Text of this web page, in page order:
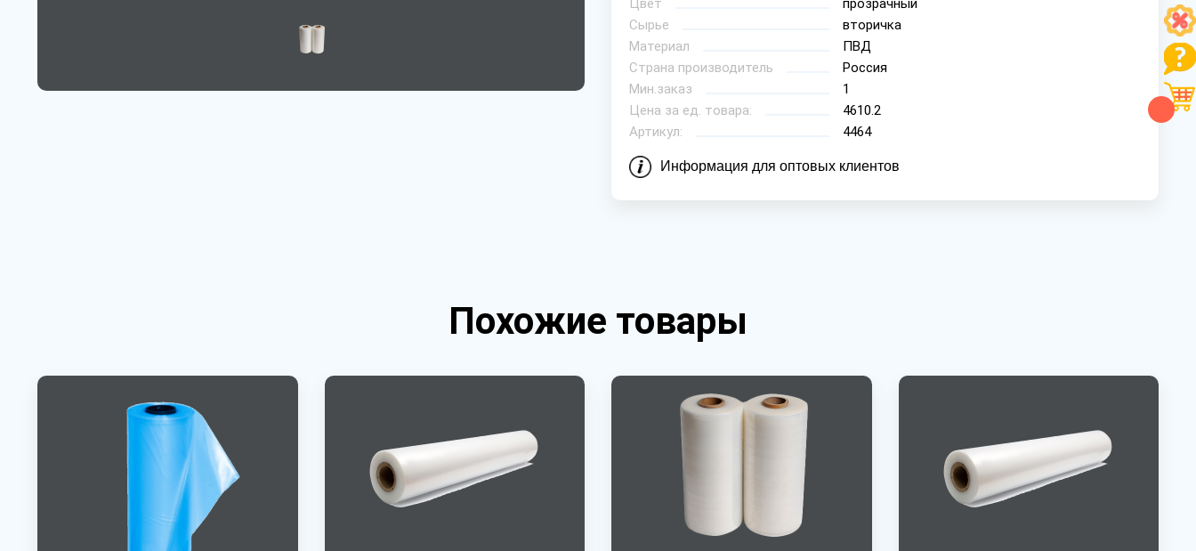
Сырье
вторичка
Материал
ПВД
Страна производитель
Россия
Мин.заказ
1
Цена за ед. товара:
4610.2
Артикул:
4464
Информация для оптовых клиентов
Похожие товары